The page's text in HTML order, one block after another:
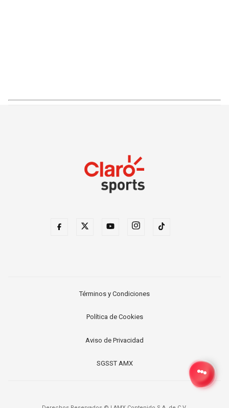
Términos y Condiciones
Política de Cookies
Aviso de Privacidad
SGSST AMX